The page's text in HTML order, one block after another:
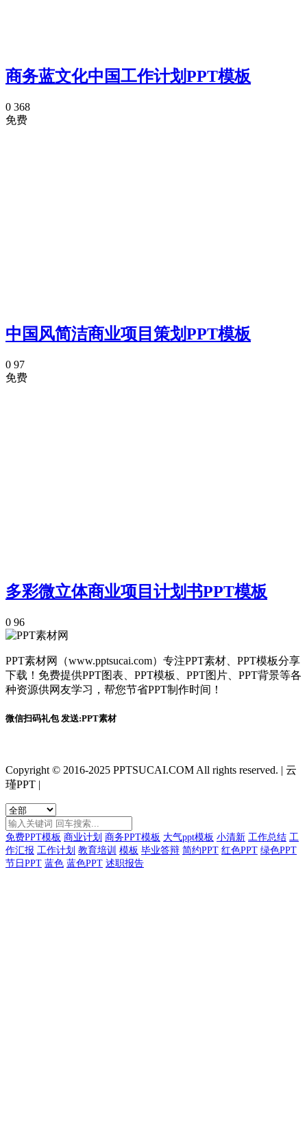
商务蓝文化中国工作计划PPT模板
0 368
免费
中国风简洁商业项目策划PPT模板
0 97
免费
多彩微立体商业项目计划书PPT模板
0 96
PPT素材网（www.pptsucai.com）专注PPT素材、PPT模板分享
下载！免费提供PPT图表、PPT模板、PPT图片、PPT背景等各
种资源供网友学习，帮您节省PPT制作时间！
微信扫码礼包 发送:PPT素材
Copyright © 2016-2025 PPTSUCAI.COM All rights reserved. | 云
瑾PPT |
免费PPT模板 商业计划 商务PPT模板 大气ppt模板 小清新 工作总结 工
作汇报 工作计划 教育培训 模板 毕业答辩 简约PPT 红色PPT 绿色PPT
节日PPT 蓝色 蓝色PPT 述职报告